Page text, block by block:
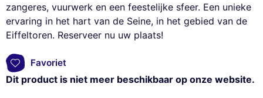
zangeres, vuurwerk en een feestelijke sfeer. Een unieke
ervaring in het hart van de Seine, in het gebied van de
Eiffeltoren. Reserveer nu uw plaats!
Favoriet
Dit product is niet meer beschikbaar op onze website.